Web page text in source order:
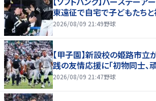
東遠征で自宅で子どもたちと
2026/08/09 21:49野球
【甲子園】新設校の姫路市立
践の友情応援に「初物同士、
2026/08/09 21:47野球